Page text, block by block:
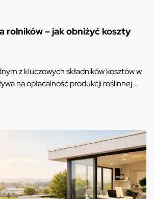
rolników – jak obniżyć koszty
z kluczowych składników kosztów w
na opłacalność produkcji roślinnej...